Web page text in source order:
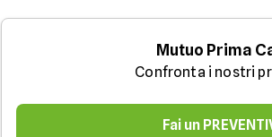
Mutuo Prima
Confronta i nostri
Fai un